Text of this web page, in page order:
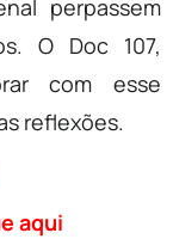
perpassem
O Doc 107,
com esse
reflexões.
aqui